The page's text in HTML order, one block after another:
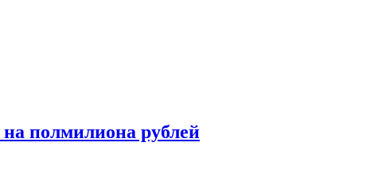
полмилиона рублей